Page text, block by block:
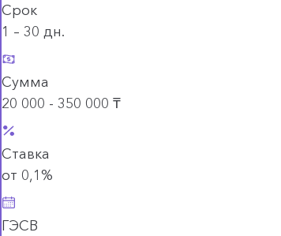
Срок
1 – 30 дн.
Сумма
20 000 - 350 000 ₸
Ставка
от 0,1%
ГЭСВ